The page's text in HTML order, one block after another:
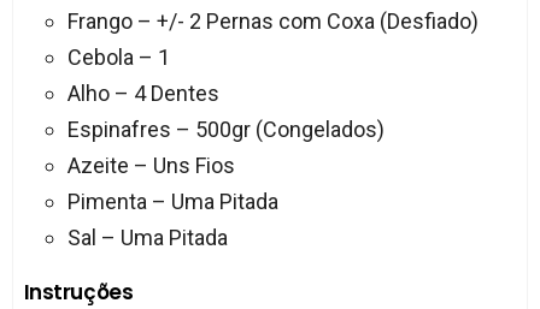
Frango – +/- 2 Pernas com Coxa (Desfiado)
Cebola – 1
Alho – 4 Dentes
Espinafres – 500gr (Congelados)
Azeite – Uns Fios
Pimenta – Uma Pitada
Sal – Uma Pitada
Instruções